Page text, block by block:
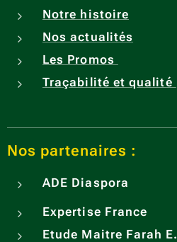
Notre histoire
Nos actualités
Les Promos
Traçabilité et qualité
Nos partenaires :
ADE Diaspora
Expertise France
Etude Maitre Farah E.